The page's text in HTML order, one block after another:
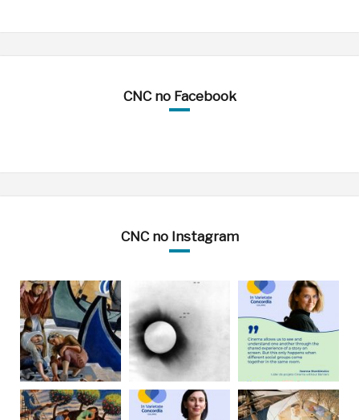
CNC no Facebook
CNC no Instagram